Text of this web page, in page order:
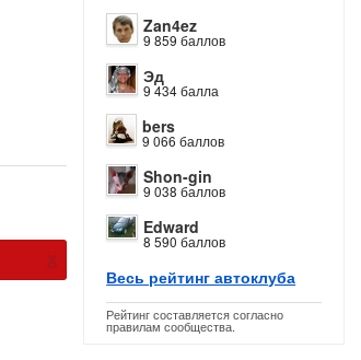
Zan4ez
9 859 баллов
Эд
9 434 балла
bers
9 066 баллов
Shon-gin
9 038 баллов
Edward
8 590 баллов
Весь рейтинг автоклуба
Рейтинг составляется согласно
правилам сообщества.
х